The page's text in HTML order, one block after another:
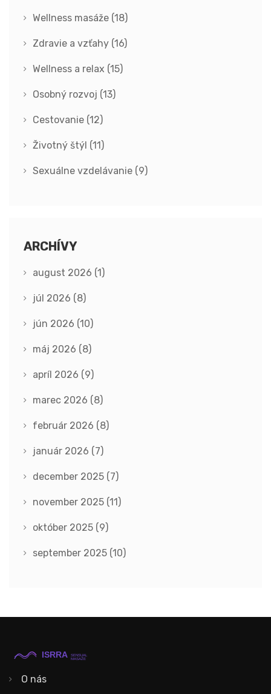
Wellness masáže (18)
Zdravie a vzťahy (16)
Wellness a relax (15)
Osobný rozvoj (13)
Cestovanie (12)
Životný štýl (11)
Sexuálne vzdelávanie (9)
ARCHÍVY
august 2026 (1)
júl 2026 (8)
jún 2026 (10)
máj 2026 (8)
apríl 2026 (9)
marec 2026 (8)
február 2026 (8)
január 2026 (7)
december 2025 (7)
november 2025 (11)
október 2025 (9)
september 2025 (10)
O nás